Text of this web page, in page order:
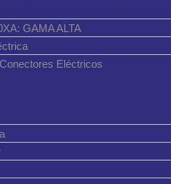
GAMA ALTA
Eléctricos